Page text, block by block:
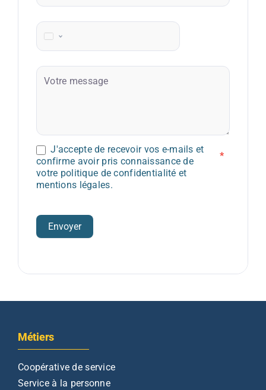
Téléphone
Votre message
*
J'accepte de recevoir vos e-mails et
confirme avoir pris connaissance de
votre politique de confidentialité et
mentions légales.
Envoyer
Métiers
Coopérative de service
Service à la personne